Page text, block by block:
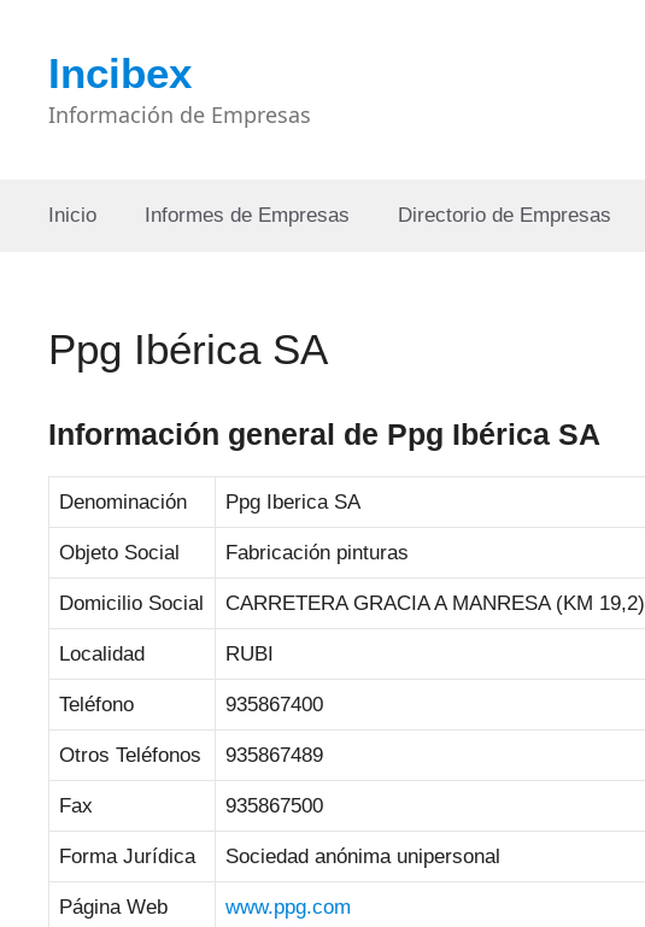
contenidoIncibex
Información de Empresas
Inicio Informes de Empresas Directorio de Empresas
Ppg Ibérica SA
Información general de Ppg Ibérica SA
Denominación Ppg Iberica SA
Objeto Social Fabricación pinturas
Domicilio Social CARRETERA GRACIA A MANRESA (KM 19,2)
Localidad RUBI
Teléfono 935867400
Otros Teléfonos 935867489
Fax 935867500
Forma Jurídica Sociedad anónima unipersonal
Página Web www.ppg.com